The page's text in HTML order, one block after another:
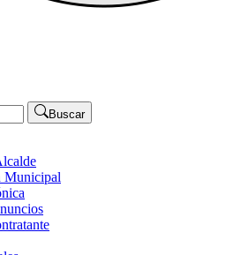
Buscar
Municipal